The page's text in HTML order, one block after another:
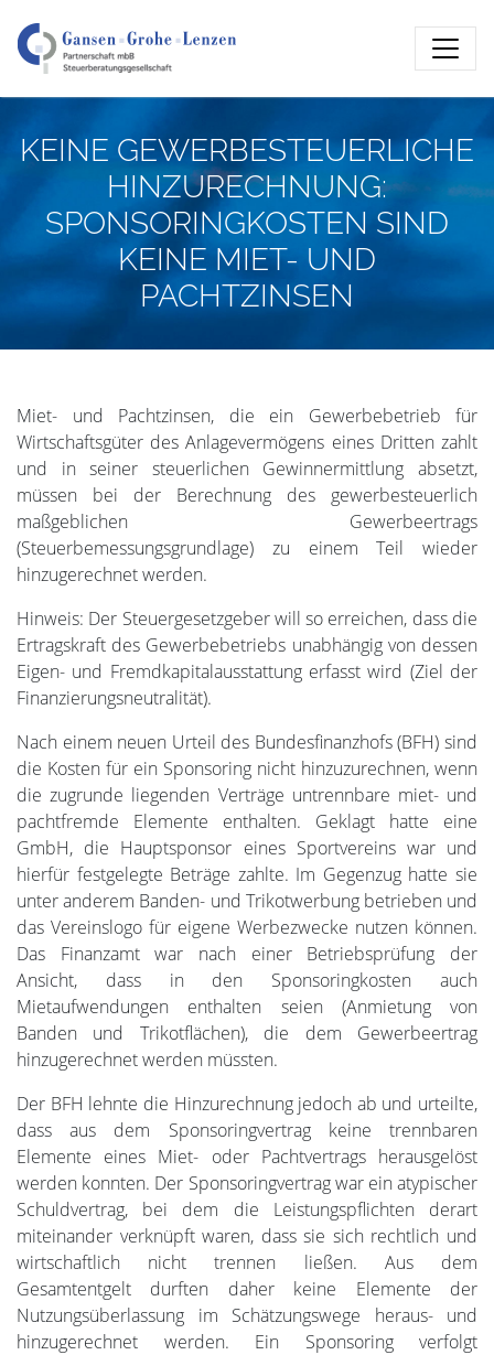
KEINE GEWERBESTEUERLICHE
HINZURECHNUNG:
SPONSORINGKOSTEN SIND
KEINE MIET- UND
PACHTZINSEN
Miet- und Pachtzinsen, die ein Gewerbebetrieb für
Wirtschaftsgüter des Anlagevermögens eines Dritten zahlt
und in seiner steuerlichen Gewinnermittlung absetzt,
müssen bei der Berechnung des gewerbesteuerlich
maßgeblichen Gewerbeertrags
(Steuerbemessungsgrundlage) zu einem Teil wieder
hinzugerechnet werden.
Hinweis: Der Steuergesetzgeber will so erreichen, dass die
Ertragskraft des Gewerbebetriebs unabhängig von dessen
Eigen- und Fremdkapitalausstattung erfasst wird (Ziel der
Finanzierungsneutralität).
Nach einem neuen Urteil des Bundesfinanzhofs (BFH) sind
die Kosten für ein Sponsoring nicht hinzuzurechnen, wenn
die zugrunde liegenden Verträge untrennbare miet- und
pachtfremde Elemente enthalten. Geklagt hatte eine
GmbH, die Hauptsponsor eines Sportvereins war und
hierfür festgelegte Beträge zahlte. Im Gegenzug hatte sie
unter anderem Banden- und Trikotwerbung betrieben und
das Vereinslogo für eigene Werbezwecke nutzen können.
Das Finanzamt war nach einer Betriebsprüfung der
Ansicht, dass in den Sponsoringkosten auch
Mietaufwendungen enthalten seien (Anmietung von
Banden und Trikotflächen), die dem Gewerbeertrag
hinzugerechnet werden müssten.
Der BFH lehnte die Hinzurechnung jedoch ab und urteilte,
dass aus dem Sponsoringvertrag keine trennbaren
Elemente eines Miet- oder Pachtvertrags herausgelöst
werden konnten. Der Sponsoringvertrag war ein atypischer
Schuldvertrag, bei dem die Leistungspflichten derart
miteinander verknüpft waren, dass sie sich rechtlich und
wirtschaftlich nicht trennen ließen. Aus dem
Gesamtentgelt durften daher keine Elemente der
Nutzungsüberlassung im Schätzungswege heraus- und
hinzugerechnet werden. Ein Sponsoring verfolgt